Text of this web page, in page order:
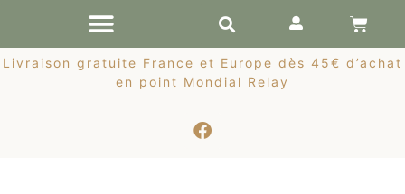
Livraison gratuite France et Europe dès 45€ d’achat
en point Mondial Relay